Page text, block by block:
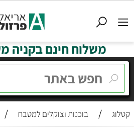
משלוח חינם בקניה מעל
קטלוג / בוכנות וצוקלים למטבח /